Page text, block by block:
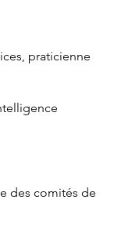
praticienne
des comités de